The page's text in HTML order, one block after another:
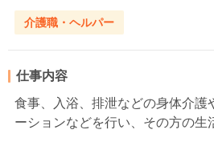
介護職・ヘルパー
仕事内容
食事、入浴、排泄などの身体介護
ーションなどを行い、その方の生